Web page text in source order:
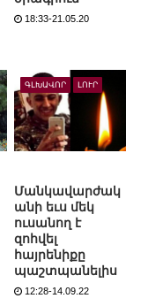
18:33-21.05.20
ԳԼԽԱՎՈՐ ԼՈՒՐ
Մանկավարժակ
անի եւս մեկ
ուսանող է
զոհվել
հայրենիքը
պաշտպանելիս
12:28-14.09.22